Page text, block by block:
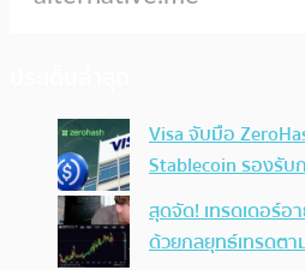
Visa จับมือ
Stablecoin รองรับ
สุดจัด! เทรดเดอร์
ด้วยกลยุทธ์เทรดตา